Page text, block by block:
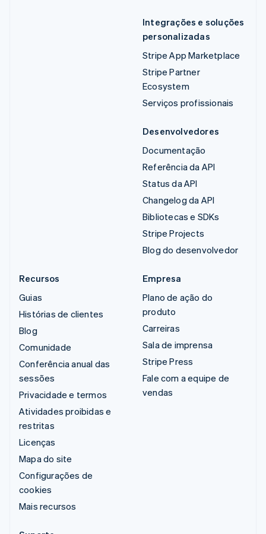
Integrações e soluções
personalizadas
Stripe App Marketplace
Stripe Partner
Ecosystem
Serviços profissionais
Desenvolvedores
Documentação
Referência da API
Status da API
Changelog da API
Bibliotecas e SDKs
Stripe Projects
Blog do desenvolvedor
Recursos
Guias
Histórias de clientes
Blog
Comunidade
Conferência anual das
sessões
Privacidade e termos
Atividades proibidas e
restritas
Licenças
Mapa do site
Configurações de
cookies
Mais recursos
Empresa
Plano de ação do
produto
Carreiras
Sala de imprensa
Stripe Press
Fale com a equipe de
vendas